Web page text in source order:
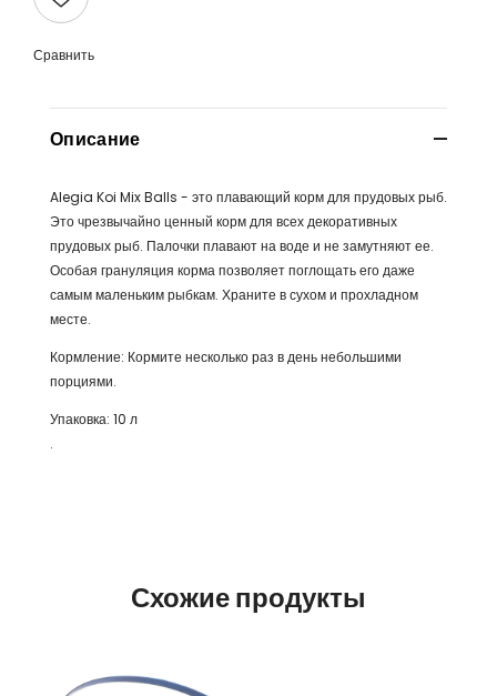
Сравнить
Описание
Alegia Koi Mix Balls - это плавающий корм для прудовых рыб.
Это чрезвычайно ценный корм для всех декоративных
прудовых рыб. Палочки плавают на воде и не замутняют ее.
Особая грануляция корма позволяет поглощать его даже
самым маленьким рыбкам. Храните в сухом и прохладном
месте.
Кормление: Кормите несколько раз в день небольшими
порциями.
Упаковка: 10 л
.
Схожие продукты